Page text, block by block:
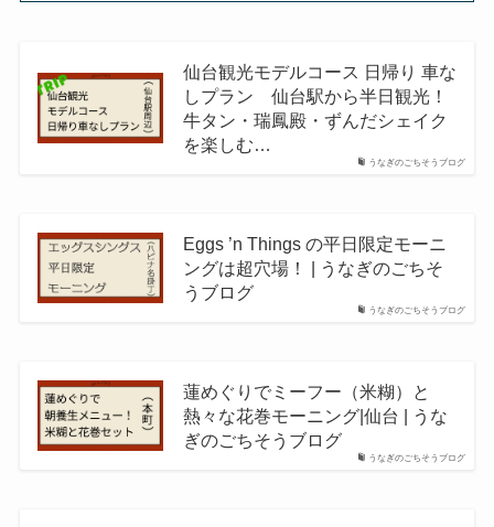
うなぎのごちそうブログ
仙台観光モデルコース 日帰り 車な
しプラン 仙台駅から半日観光！
牛タン・瑞鳳殿・ずんだシェイク
を楽しむ…
うなぎのごちそうブログ
Eggs ’n Things の平日限定モーニ
ングは超穴場！ | うなぎのごちそ
うブログ
うなぎのごちそうブログ
蓮めぐりでミーフー（米糊）と
熱々な花巻モーニング|仙台 | うな
ぎのごちそうブログ